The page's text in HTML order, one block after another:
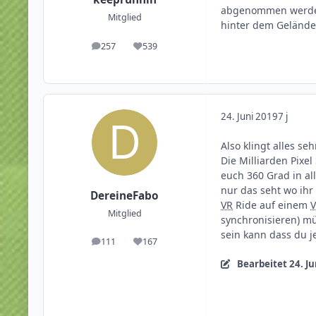
Mitglied
257
Beiträge 539
Reputation
abgenommen
hinter dem
DereineFabo
Mitglied
111
Beiträge 167
Reputation
24. Juni 20197 j
Also klingt alles
Die Milliarden
euch 360 Grad in
nur das seht wo
VR Ride auf einem
synchronisieren)
sein kann dass du
Bearbeitet24.